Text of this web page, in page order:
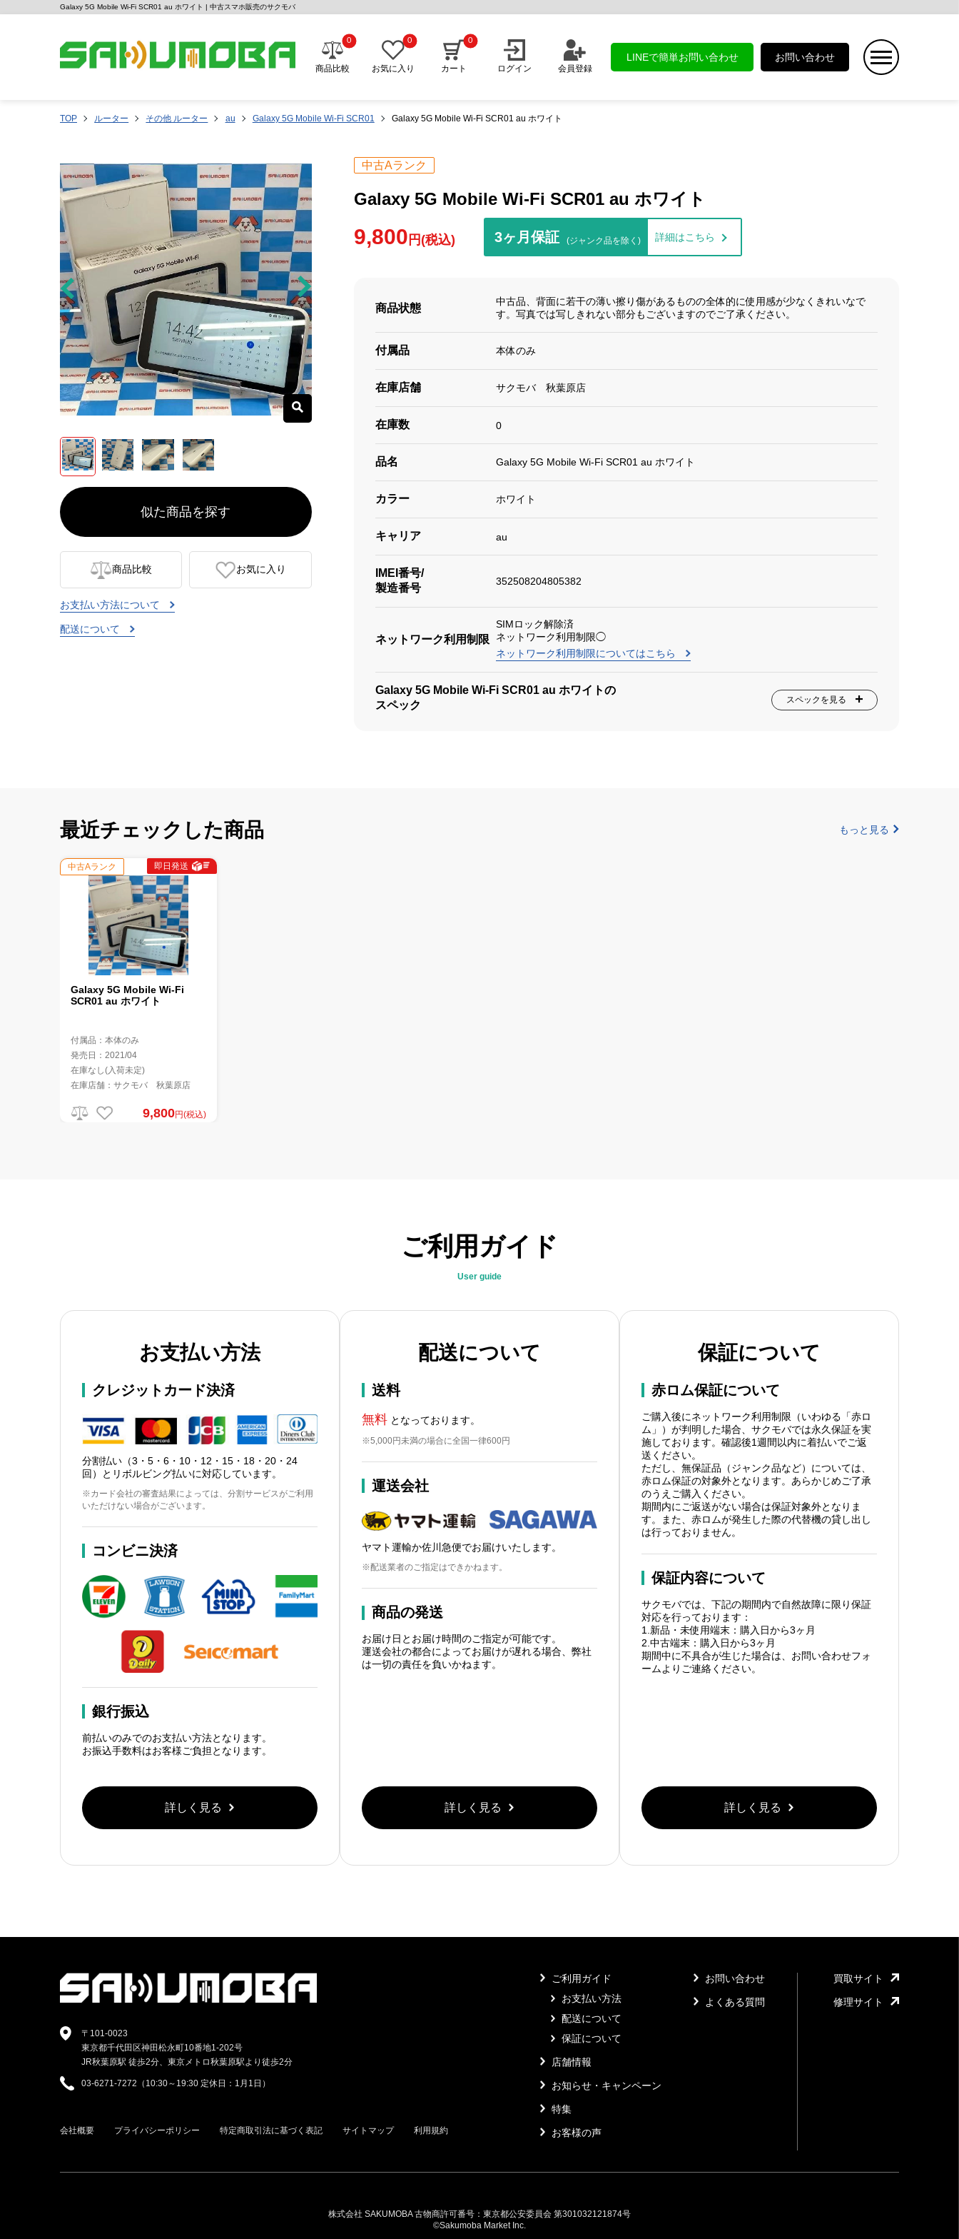
Galaxy 5G Mobile Wi-Fi SCR01 au ホワイト | 中古スマホ販売のサクモバ
商品比較
0
お気に入り
0
カート
0
ログイン 会員登録
LINEで簡単お問い合わせ お問い合わせ
TOP ルーター その他 ルーター au Galaxy 5G Mobile Wi-Fi SCR01 Galaxy 5G Mobile Wi-Fi SCR01 au ホワイト
似た商品を探す
商品比較 お気に入り
お支払い方法について
配送について
中古Aランク
Galaxy 5G Mobile Wi-Fi SCR01 au ホワイト
9,800 円(税込) 3ヶ月保証 (ジャンク品を除く) 詳細はこちら
商品状態
中古品、背面に若干の薄い擦り傷があるものの全体的に使用感が少なくきれいなで
す。写真では写しきれない部分もございますのでご了承ください。
付属品 本体のみ
在庫店舗 サクモバ 秋葉原店
在庫数 0
品名 Galaxy 5G Mobile Wi-Fi SCR01 au ホワイト
カラー ホワイト
キャリア au
IMEI番号/
製造番号
352508204805382
ネットワーク利用制限
SIMロック解除済
ネットワーク利用制限◯
ネットワーク利用制限についてはこちら
Galaxy 5G Mobile Wi-Fi SCR01 au ホワイトの
スペック
スペックを見る
最近チェックした商品 もっと見る
中古Aランク 即日発送
Galaxy 5G Mobile Wi-Fi
SCR01 au ホワイト
付属品：本体のみ
発売日：2021/04
在庫なし(入荷未定)
在庫店舗：サクモバ 秋葉原店
9,800円(税込)
ご利用ガイド
User guide
お支払い方法
クレジットカード決済
分割払い（3・5・6・10・12・15・18・20・24
回）とリボルビング払いに対応しています。
※カード会社の審査結果によっては、分割サービスがご利用
いただけない場合がございます。
コンビニ決済
銀行振込
前払いのみでのお支払い方法となります。
お振込手数料はお客様ご負担となります。
詳しく見る
配送について
送料
無料となっております。
※5,000円未満の場合に全国一律600円
運送会社
ヤマト運輸か佐川急便でお届けいたします。
※配送業者のご指定はできかねます。
商品の発送
お届け日とお届け時間のご指定が可能です。
運送会社の都合によってお届けが遅れる場合、弊社
は一切の責任を負いかねます。
詳しく見る
保証について
赤ロム保証について
ご購入後にネットワーク利用制限（いわゆる「赤ロ
ム」）が判明した場合、サクモバでは永久保証を実
施しております。確認後1週間以内に着払いでご返
送ください。
ただし、無保証品（ジャンク品など）については、
赤ロム保証の対象外となります。あらかじめご了承
のうえご購入ください。
期間内にご返送がない場合は保証対象外となりま
す。また、赤ロムが発生した際の代替機の貸し出し
は行っておりません。
保証内容について
サクモバでは、下記の期間内で自然故障に限り保証
対応を行っております：
1.新品・未使用端末：購入日から3ヶ月
2.中古端末：購入日から3ヶ月
期間中に不具合が生じた場合は、お問い合わせフォ
ームよりご連絡ください。
詳しく見る
〒101-0023
東京都千代田区神田松永町10番地1-202号
JR秋葉原駅 徒歩2分、東京メトロ秋葉原駅より徒歩2分
03-6271-7272（10:30～19:30 定休日：1月1日）
会社概要 プライバシーポリシー 特定商取引法に基づく表記 サイトマップ 利用規約
ご利用ガイド
お支払い方法
配送について
保証について
店舗情報
お知らせ・キャンペーン
特集
お客様の声
お問い合わせ
よくある質問
買取サイト
修理サイト
株式会社 SAKUMOBA 古物商許可番号：東京都公安委員会 第301032121874号
©Sakumoba Market Inc.